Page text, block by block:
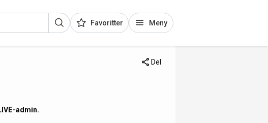
Favoritter Meny
Del
admin.